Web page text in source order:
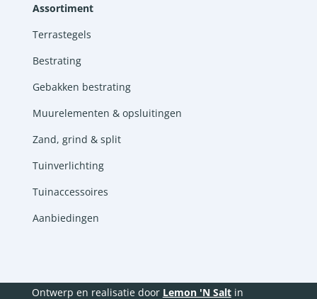
Assortiment
Terrastegels
Bestrating
Gebakken bestrating
Muurelementen & opsluitingen
Zand, grind & split
Tuinverlichting
Tuinaccessoires
Aanbiedingen
Ontwerp en realisatie door Lemon 'N Saltin